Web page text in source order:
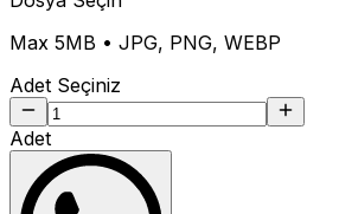
Max 5MB • JPG, PNG, WEBP
Adet Seçiniz
Adet